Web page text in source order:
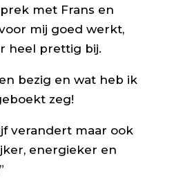
met Frans en
mij goed werkt,
heel prettig bij.
bezig en wat heb ik
zeg!
verandert maar ook
energieker en